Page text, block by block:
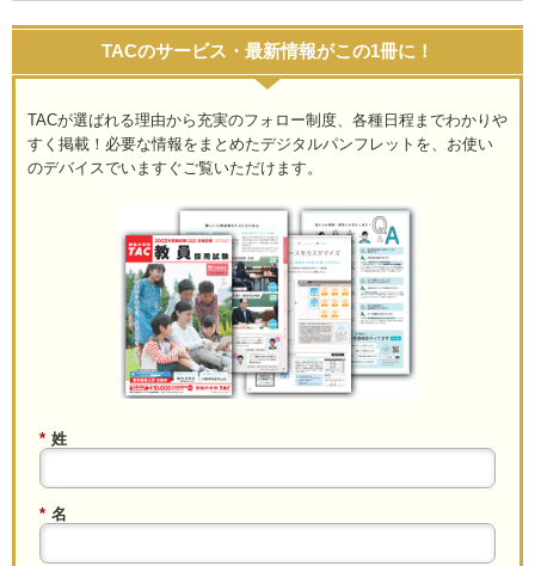
TACのサービス・最新情報がこの1冊に！
TACが選ばれる理由から充実のフォロー制度、各種日程までわかりや
すく掲載！必要な情報をまとめたデジタルパンフレットを、お使い
のデバイスでいますぐご覧いただけます。
* 姓
* 名